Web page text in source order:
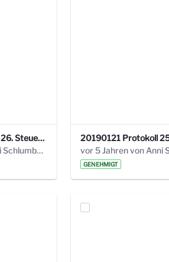
20190408 Protokoll 26. Steuerungskreis.pdf
vor 5 Jahren von Anni Schlumberger
GENEHMIGT